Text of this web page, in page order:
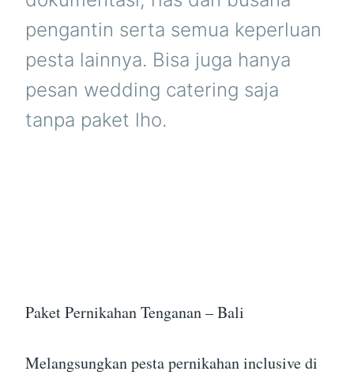
pengantin serta semua keperluan
pesta lainnya. Bisa juga hanya
pesan wedding catering saja
tanpa paket lho.
Paket Pernikahan Tenganan – Bali
Melangsungkan pesta pernikahan inclusive di